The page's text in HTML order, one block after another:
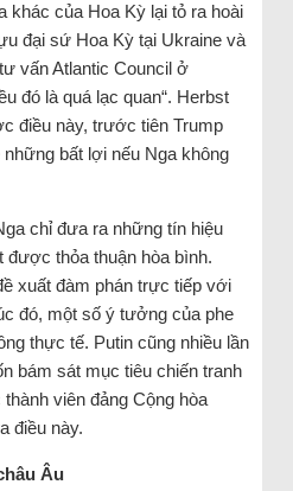
khác của Hoa Kỳ lại tỏ ra hoài
đại sứ Hoa Kỳ tại Ukraine và
vấn Atlantic Council ở
đó là quá lạc quan“. Herbst
điều này, trước tiên Trump
bất lợi nếu Nga không
chỉ đưa ra những tín hiệu
được thỏa thuận hòa bình.
xuất đàm phán trực tiếp với
đó, một số ý tưởng của phe
thực tế. Putin cũng nhiều lần
bám sát mục tiêu chiến tranh
viên đảng Cộng hòa
điều này.
Âu